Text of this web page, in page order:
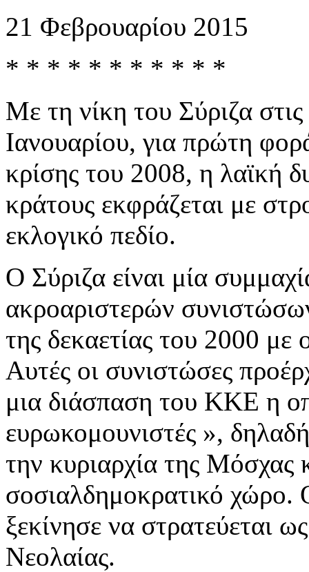
21 Φεβρουαρίου 2015
* * * * * * * * * * *
Με τη νίκη του Σύριζα
Ιανουαρίου, για πρώτη
κρίσης του 2008, η λαϊκή
κράτους εκφράζεται με
εκλογικό πεδίο.
Ο Σύριζα είναι μία
ακροαριστερών
της δεκαετίας του 2000 με
Αυτές οι συνιστώσες
μια διάσπαση του ΚΚΕ η
ευρωκομουνιστές »,
την κυριαρχία της Μόσχας
σοσιαλδημοκρατικό χώρο.
ξεκίνησε να στρατεύεται
Νεολαίας.